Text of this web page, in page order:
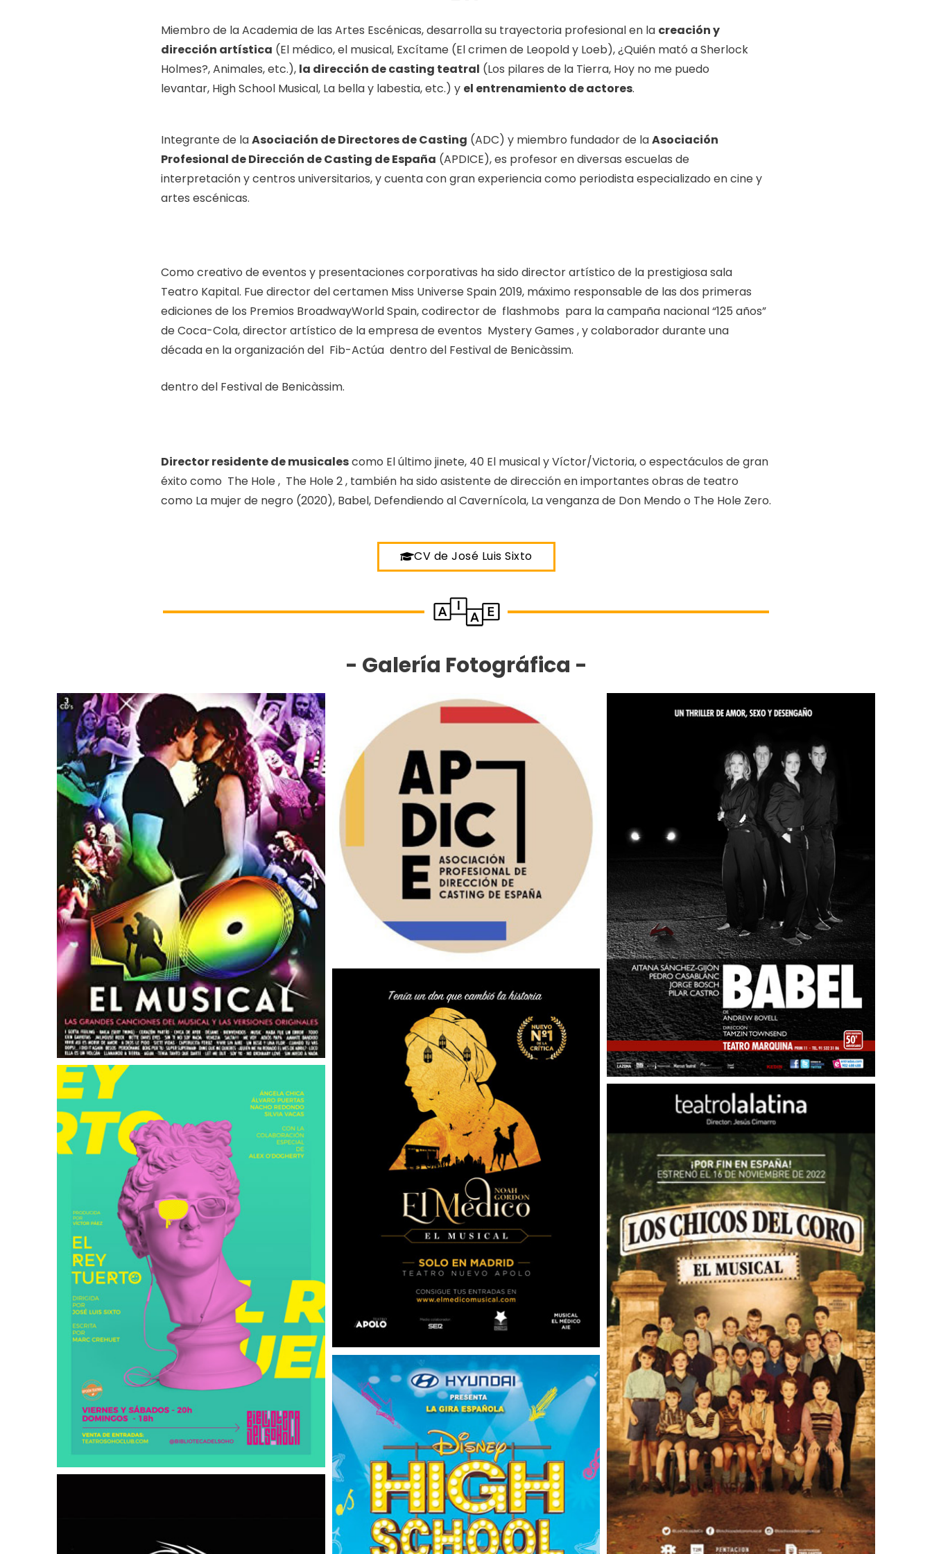
Miembro de la Academia de las Artes Escénicas, desarrolla su trayectoria profesional en la creación y
dirección artística (El médico, el musical, Excítame (El crimen de Leopold y Loeb), ¿Quién mató a Sherlock
Holmes?, Animales, etc.), la dirección de casting teatral (Los pilares de la Tierra, Hoy no me puedo
levantar, High School Musical, La bella y labestia, etc.) y el entrenamiento de actores.
Integrante de laAsociación de Directores de Casting (ADC) y miembro fundador de laAsociación
Profesional de Dirección de Casting de España (APDICE), es profesor en diversas escuelas de
interpretación y centros universitarios, y cuenta con gran experiencia como periodista especializado en cine y
artes escénicas.
Como creativo de eventos y presentaciones corporativas ha sido director artístico de la prestigiosa sala
Teatro Kapital. Fue director del certamen Miss Universe Spain 2019, máximo responsable de las dos primeras
ediciones de los Premios BroadwayWorld Spain, codirector de flashmobs para la campaña nacional “125 años”
de Coca-Cola, director artístico de la empresa de eventos Mystery Games , y colaborador durante una
década en la organización del Fib-Actúa dentro del Festival de Benicàssim.
dentro del Festival de Benicàssim.
Director residente de musicalescomo El último jinete, 40 El musical y Víctor/Victoria, o espectáculos de gran
éxito como The Hole , The Hole 2 , también ha sido asistente de dirección en importantes obras de teatro
como La mujer de negro (2020), Babel, Defendiendo al Cavernícola, La venganza de Don Mendo o The Hole Zero.
CV de José Luis Sixto
- Galería Fotográfica -